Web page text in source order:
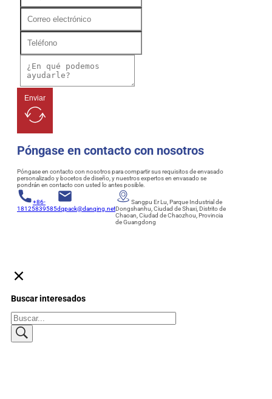
Enviar
Póngase en contacto con nosotros
Póngase en contacto con nosotros para compartir sus requisitos de envasado
personalizado y bocetos de diseño, y nuestros expertos en envasado se
pondrán en contacto con usted lo antes posible.
+86-
18125839585dqpack@danqing.net
Sangpu Er Lu, Parque Industrial de
Dongshanhu, Ciudad de Shaxi, Distrito de
Chaoan, Ciudad de Chaozhou, Provincia
de Guangdong
Buscar interesados
Buscar